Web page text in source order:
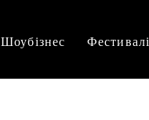
Шоубізнес Фестивалі